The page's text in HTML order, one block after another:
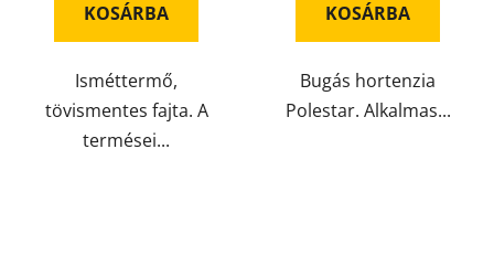
KOSÁRBA
Isméttermő,
tövismentes fajta. A
termései...
KOSÁRBA
Bugás hortenzia
Polestar. Alkalmas...